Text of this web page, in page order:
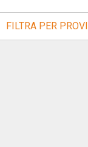
FILTRA PER